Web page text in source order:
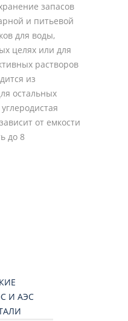
запасов
и питьевой
для воды,
целях или для
растворов
из
остальных
от емкости
до 8
И АЭС